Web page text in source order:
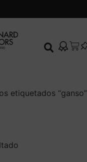
etiquetados “ganso”